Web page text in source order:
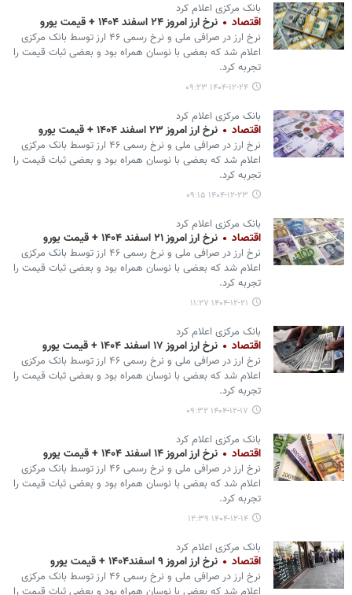
بانک مرکزی اعلام کرد
اقتصاد نرخ ارز امروز ۲۴ اسفند ۱۴۰۴ + قیمت یورو
نرخ ارز در صرافی ملی و نرخ رسمی ۴۶ ارز توسط بانک مرکزی
اعلام شد که بعضی با نوسان همراه بود و بعضی ثبات قیمت را
تجربه کرد.
۱۴۰۴-۱۲-۲۴ ۰۹:۲۳
بانک مرکزی اعلام کرد
اقتصاد نرخ ارز امروز ۲۳ اسفند ۱۴۰۴ + قیمت یورو
نرخ ارز در صرافی ملی و نرخ رسمی ۴۶ ارز توسط بانک مرکزی
اعلام شد که بعضی با نوسان همراه بود و بعضی ثبات قیمت را
تجربه کرد.
۱۴۰۴-۱۲-۲۳ ۰۹:۱۵
بانک مرکزی اعلام کرد
اقتصاد نرخ ارز امروز ۲۱ اسفند ۱۴۰۴ + قیمت یورو
نرخ ارز در صرافی ملی و نرخ رسمی ۴۶ ارز توسط بانک مرکزی
اعلام شد که بعضی با نوسان همراه بود و بعضی ثبات قیمت را
تجربه کرد.
۱۴۰۴-۱۲-۲۱ ۱۱:۲۷
بانک مرکزی اعلام کرد
اقتصاد نرخ ارز امروز ۱۷ اسفند ۱۴۰۴ + قیمت یورو
نرخ ارز در صرافی ملی و نرخ رسمی ۴۶ ارز توسط بانک مرکزی
اعلام شد که بعضی با نوسان همراه بود و بعضی ثبات قیمت را
تجربه کرد.
۱۴۰۴-۱۲-۱۷ ۰۹:۳۲
بانک مرکزی اعلام کرد
اقتصاد نرخ ارز امروز ۱۴ اسفند ۱۴۰۴ + قیمت یورو
نرخ ارز در صرافی ملی و نرخ رسمی ۴۶ ارز توسط بانک مرکزی
اعلام شد که بعضی با نوسان همراه بود و بعضی ثبات قیمت را
تجربه کرد.
۱۴۰۴-۱۲-۱۴ ۱۲:۳۹
بانک مرکزی اعلام کرد
اقتصاد نرخ ارز امروز ۹ اسفند۱۴۰۴ + قیمت یورو
نرخ ارز در صرافی ملی و نرخ رسمی ۴۶ ارز توسط بانک مرکزی
اعلام شد که بعضی با نوسان همراه بود و بعضی ثبات قیمت را